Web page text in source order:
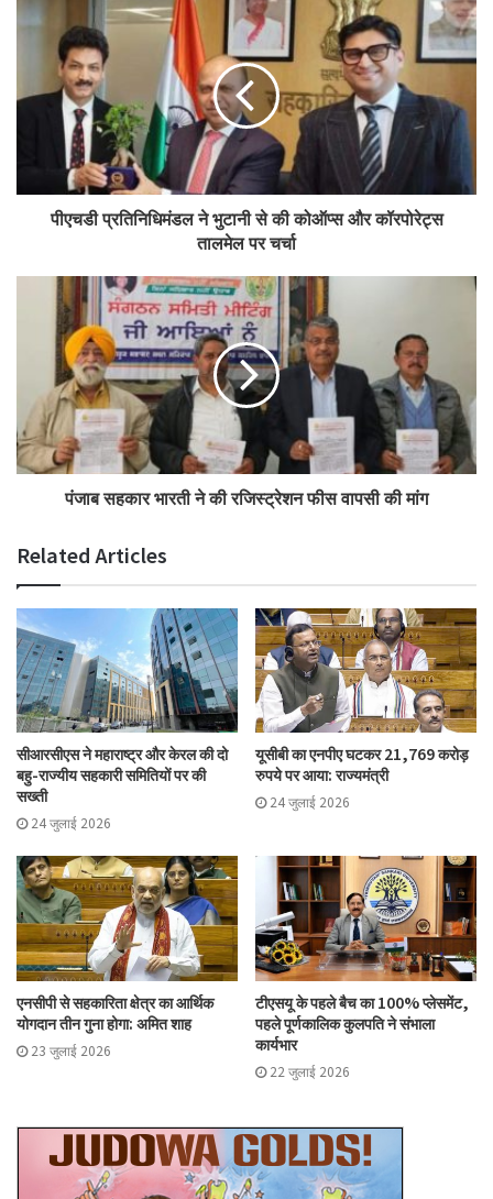
जिला सहकारी संघ की प्रतिबद्धता को रेखांकित करता है।”
Tags Amreli cooperative international training programme
पीएचडी प्रतिनिधिमंडल ने भुटानी से की कोऑप्स और कॉरपोरेट्स
तालमेल पर चर्चा
पंजाब सहकार भारती ने की रजिस्ट्रेशन फीस वापसी की मांग
Related Articles
सीआरसीएस ने महाराष्ट्र और केरल की दो
बहु-राज्यीय सहकारी समितियों पर की
सख्ती
24 जुलाई 2026
यूसीबी का एनपीए घटकर 21,769 करोड़
रुपये पर आया: राज्यमंत्री
24 जुलाई 2026
एनसीपी से सहकारिता क्षेत्र का आर्थिक
योगदान तीन गुना होगा: अमित शाह
23 जुलाई 2026
टीएसयू के पहले बैच का 100% प्लेसमेंट,
पहले पूर्णकालिक कुलपति ने संभाला
कार्यभार
22 जुलाई 2026